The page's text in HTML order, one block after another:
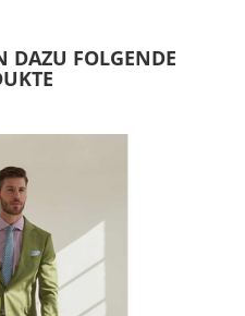
DAZU FOLGENDE